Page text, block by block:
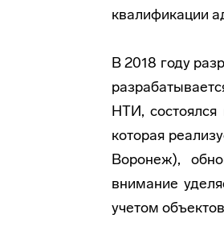
квалификации
В 2018 году
НТИ,
которая
Воронеж),
внимание
учетом